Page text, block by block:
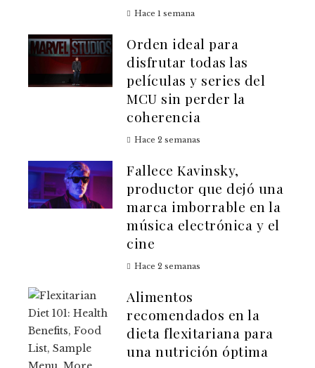
Hace 1 semana
Orden ideal para
disfrutar todas las
películas y series del
MCU sin perder la
coherencia
Hace 2 semanas
Fallece Kavinsky,
productor que dejó una
marca imborrable en la
música electrónica y el
cine
Hace 2 semanas
Alimentos
recomendados en la
dieta flexitariana para
una nutrición óptima